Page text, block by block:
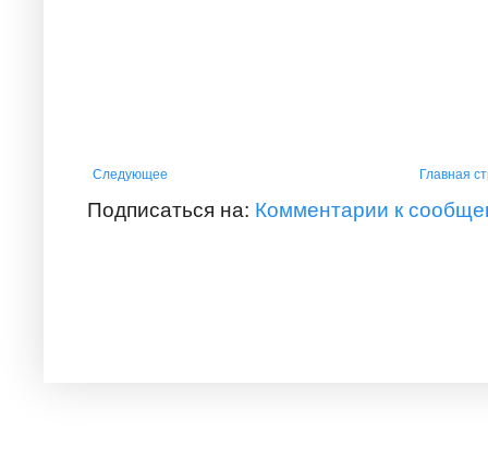
Следующее Главная
Подписаться на: Комментарии к